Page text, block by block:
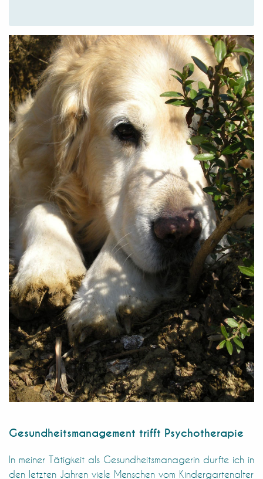
Gesundheitsmanagement trifft Psychotherapie
In meiner Tätigkeit als Gesundheitsmanagerin durfte ich in
den letzten Jahren viele Menschen vom Kindergartenalter